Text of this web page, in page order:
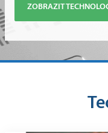
ZOBRAZIT